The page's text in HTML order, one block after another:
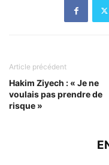
Article précédent
Hakim Ziyech : « Je ne
voulais pas prendre de
risque »